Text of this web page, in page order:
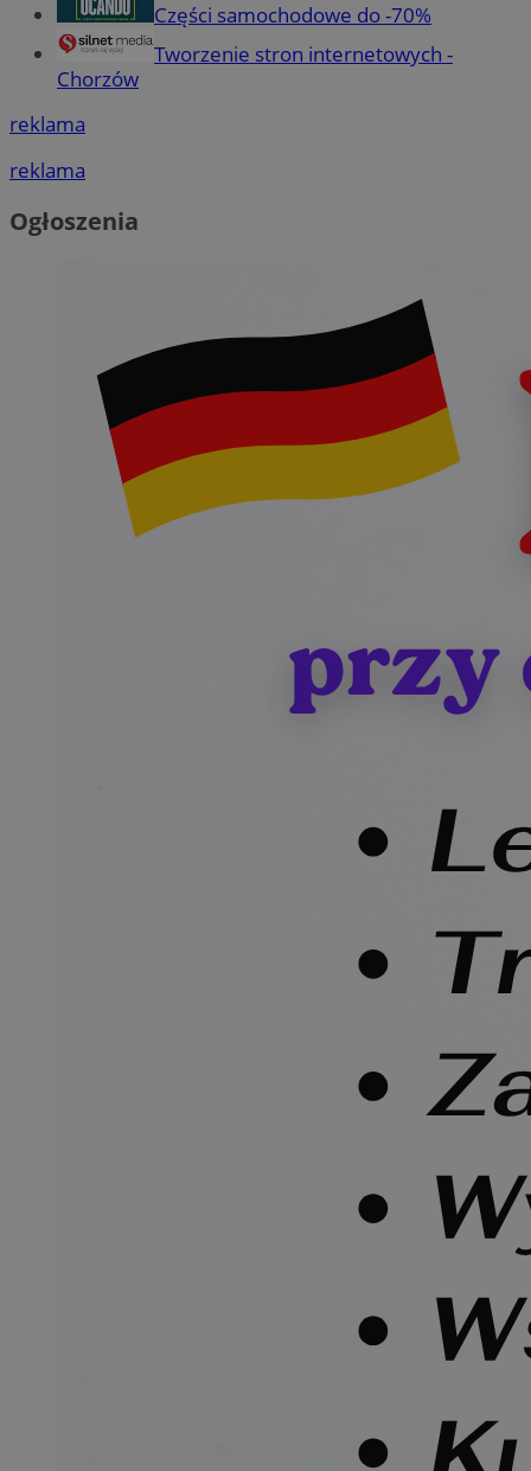
Części samochodowe do -70%
Tworzenie stron internetowych -
Chorzów
reklama
reklama
Ogłoszenia